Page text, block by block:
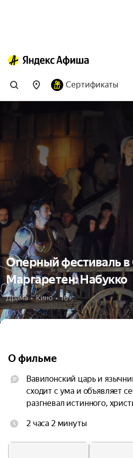
Сертификаты
Оперный фестиваль в
Маргаретен: Набукко
Драма  •  Кино  •  16+
О фильме
Вавилонский царь и
сходит с ума и объявляет
разгневал истинного,
2 часа 2 минуты